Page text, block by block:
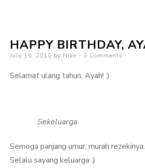
Ayah!
HAPPY BIRTHDAY,
Posted
July 16, 2010 by Nike 3 Comments
Selamat ulang tahun, Ayah! :)
Sekeluarga
Semoga panjang umur, murah rezekinya.
Selalu sayang keluarga :)